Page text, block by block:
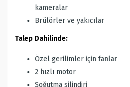
kameralar
Brülörler ve yakıcılar
Talep Dahilinde:
Özel gerilimler için fanlar
2 hızlı motor
Soğutma silindiri